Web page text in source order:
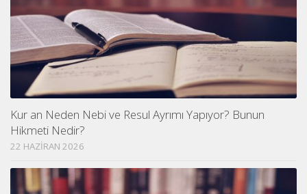
Kur an Neden Nebi ve Resul Ayrımı Yapıyor? Bunun
Hikmeti Nedir?
22 HAZIRAN 2026